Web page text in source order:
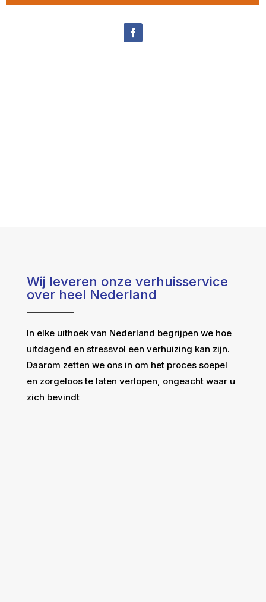
Wij leveren onze verhuisservice
over heel Nederland
In elke uithoek van Nederland begrijpen we hoe
uitdagend en stressvol een verhuizing kan zijn.
Daarom zetten we ons in om het proces soepel
en zorgeloos te laten verlopen, ongeacht waar u
zich bevindt